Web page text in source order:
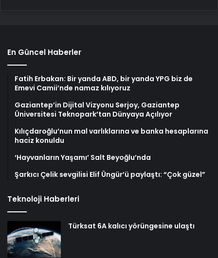
En Güncel Haberler
Fatih Erbakan: Bir yanda ABD, bir yanda YPG biz de
Emevi Camii’nde namaz kılıyoruz
Gaziantep’in Dijital Vizyonu Serjoy, Gaziantep
Üniversitesi Teknopark’tan Dünyaya Açılıyor
Kılıçdaroğlu’nun mal varlıklarına ve banka hesaplarına
haciz konuldu
‘Hayvanların Yaşamı’ Salt Beyoğlu’nda
Şarkıcı Çelik sevgilisi Elif Üngür’ü paylaştı: “Çok güzel”
Teknoloji Haberleri
Türksat 6A kalıcı yörüngesine ulaştı